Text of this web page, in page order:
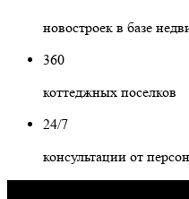
новостроек в базе
360
коттеджных поселков
24/7
консультации от